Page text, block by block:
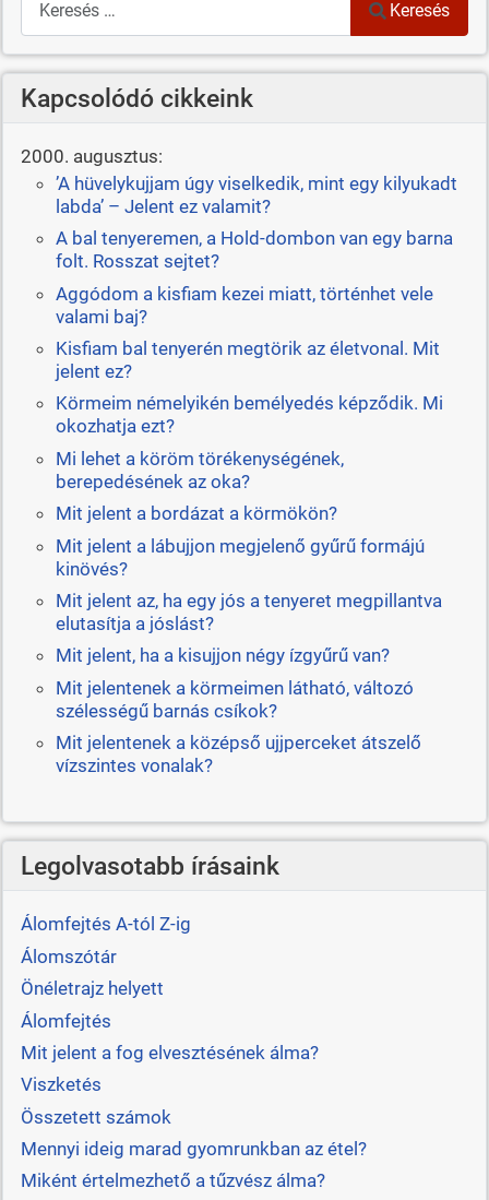
Keresés
Kapcsolódó cikkeink
2000. augusztus:
’A hüvelykujjam úgy viselkedik, mint egy kilyukadt
labda’ – Jelent ez valamit?
A bal tenyeremen, a Hold-dombon van egy barna
folt. Rosszat sejtet?
Aggódom a kisfiam kezei miatt, történhet vele
valami baj?
Kisfiam bal tenyerén megtörik az életvonal. Mit
jelent ez?
Körmeim némelyikén bemélyedés képződik. Mi
okozhatja ezt?
Mi lehet a köröm törékenységének,
berepedésének az oka?
Mit jelent a bordázat a körmökön?
Mit jelent a lábujjon megjelenő gyűrű formájú
kinövés?
Mit jelent az, ha egy jós a tenyeret megpillantva
elutasítja a jóslást?
Mit jelent, ha a kisujjon négy ízgyűrű van?
Mit jelentenek a körmeimen látható, változó
szélességű barnás csíkok?
Mit jelentenek a középső ujjperceket átszelő
vízszintes vonalak?
Legolvasotabb írásaink
Álomfejtés A-tól Z-ig
Álomszótár
Önéletrajz helyett
Álomfejtés
Mit jelent a fog elvesztésének álma?
Viszketés
Összetett számok
Mennyi ideig marad gyomrunkban az étel?
Miként értelmezhető a tűzvész álma?